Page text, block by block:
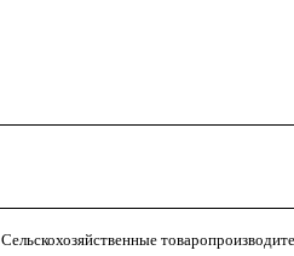
Сельскохозяйственные